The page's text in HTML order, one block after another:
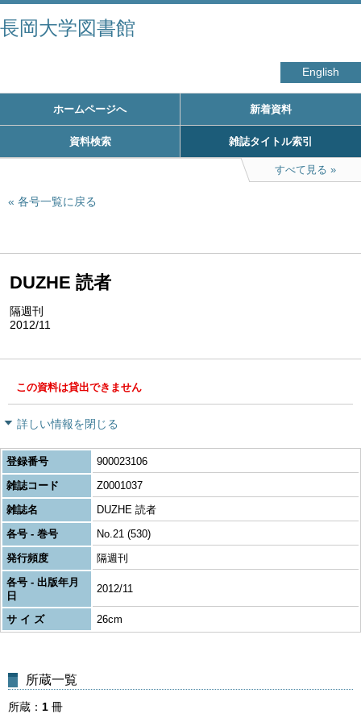
長岡大学図書館
English
ホームページへ 新着資料
資料検索 雑誌タイトル索引
すべて見る
各号一覧に戻る
DUZHE 読者
隔週刊
2012/11
この資料は貸出できません
詳しい情報を閉じる
登録番号
900023106
雑誌コード
Z0001037
雑誌名
DUZHE 読者
各号 - 巻号
No.21 (530)
発行頻度
隔週刊
各号 - 出版年月
日
2012/11
サ イ ズ 26cm
所蔵一覧
所蔵 1 冊